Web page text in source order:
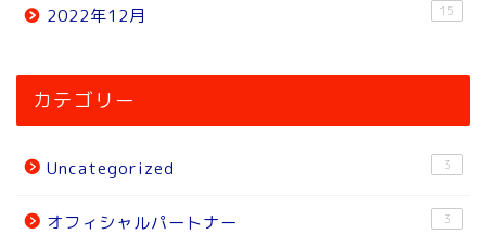
2022年12月 15
カテゴリー
Uncategorized 3
オフィシャルパートナー 3
ニュース